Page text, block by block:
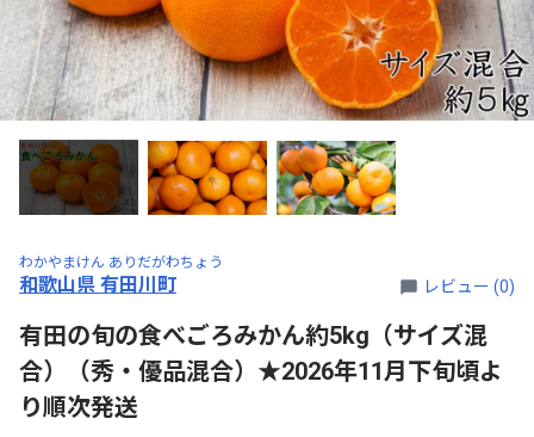
わかやまけん ありだがわちょう
和歌山県 有田川町 レビュー (0)
有田の旬の食べごろみかん約5kg（サイズ混
合）（秀・優品混合）★2026年11月下旬頃よ
り順次発送